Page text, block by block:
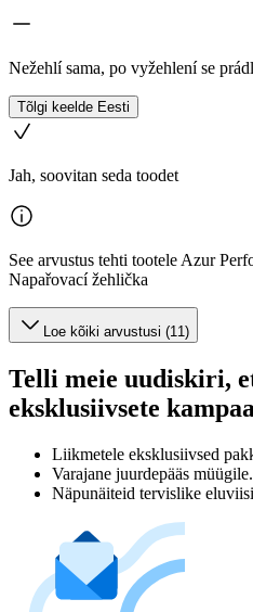
Nežehlí sama, po vyžehlení se
Tõlgi keelde Eesti
Jah, soovitan seda toodet
See arvustus tehti tootele Azur
Napařovací žehlička
Loe kõiki arvustusi (11)
Telli meie uudiskiri,
eksklusiivsete
Liikmetele eksklusiivsed
Varajane juurdepääs müügile.
Näpunäiteid tervislike